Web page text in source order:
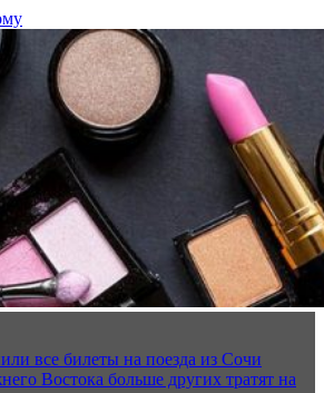
все билеты на поезда из Сочи
Востока больше других тратят на